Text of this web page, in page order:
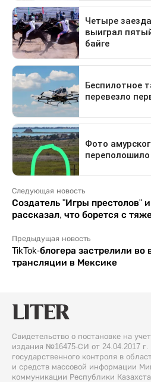
Следующая новость
Создатель "Игры престолов"
рассказал, что борется с
Предыдущая новость
TikTok-блогера застрелили
трансляции в Мексике
Свидетельство о постановке на
издания №16475-СИ от 24.04.2017
государственного контроля в
и средств массовой информации
коммуникации Республики